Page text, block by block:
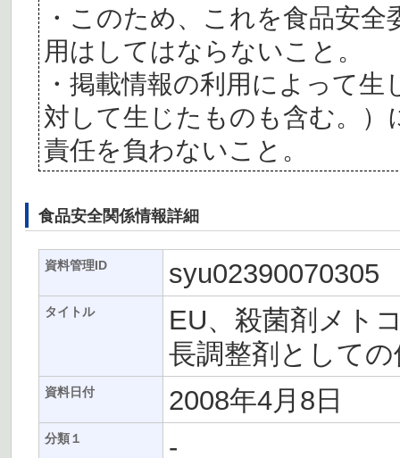
・このため、これを食品安
用はしてはならないこと。
・掲載情報の利用によって
対して生じたものも含む。
責任を負わないこと。
食品安全関係情報詳細
資料管理ID syu02390070305
タイトル
EU、殺菌剤メト
長調整剤として
資料日付 2008年4月8日
分類１ -